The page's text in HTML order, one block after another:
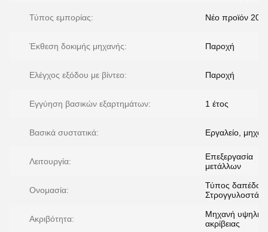
Τύπος εμπορίας: Νέο προϊόν
Έκθεση δοκιμής μηχανής: Παροχή
Ελέγχος εξόδου με βίντεο: Παροχή
Εγγύηση βασικών εξαρτημάτων: 1 έτος
Βασικά συστατικά: Εργαλείο,
Λειτουργία:
Επεξεργασία
μετάλλων
Ονομασία:
Τύπος δαπέδου
Στρογγυλοστάτη
Ακριβότητα:
Μηχανή υψηλής
ακρίβειας